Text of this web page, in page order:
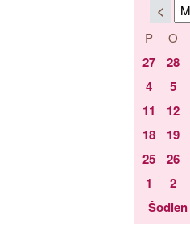
<
P O
27 28
4
5
11
12
18
19
25
26
1
2
Šodien